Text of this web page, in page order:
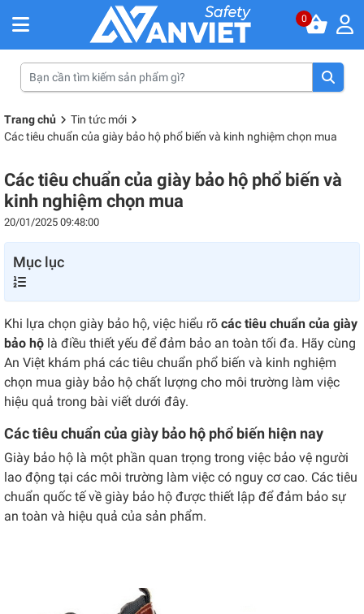
0
Trang chủ
Tin tức mới
Các tiêu chuẩn của giày bảo hộ phổ biến và kinh nghiệm chọn mua
Các tiêu chuẩn của giày bảo hộ phổ biến và
kinh nghiệm chọn mua
20/01/2025 09:48:00
Mục lục
Khi lựa chọn giày bảo hộ, việc hiểu rõ các tiêu chuẩn của giày
bảo hộ là điều thiết yếu để đảm bảo an toàn tối đa. Hãy cùng
An Việt khám phá các tiêu chuẩn phổ biến và kinh nghiệm
chọn mua giày bảo hộ chất lượng cho môi trường làm việc
hiệu quả trong bài viết dưới đây.
Các tiêu chuẩn của giày bảo hộ phổ biến hiện nay
Giày bảo hộ là một phần quan trọng trong việc bảo vệ người
lao động tại các môi trường làm việc có nguy cơ cao. Các tiêu
chuẩn quốc tế về giày bảo hộ được thiết lập để đảm bảo sự
an toàn và hiệu quả của sản phẩm.